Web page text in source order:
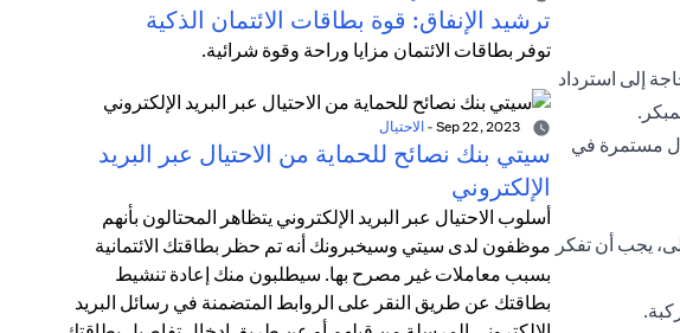
إلى استرداد
مستمرة في
يجب أن تفكر
ترشيد الإنفاق: قوة بطاقات الائتمان الذكية
توفر بطاقات الائتمان مزايا وراحة وقوة شرائية.
- الاحتيال
سيتي بنك نصائح للحماية من الاحتيال عبر البريد
الإلكتروني
أسلوب الاحتيال عبر البريد الإلكتروني يتظاهر المحتالون بأنهم
موظفون لدى سيتي وسيخبرونك أنه تم حظر بطاقتك الائتمانية
بسبب معاملات غير مصرح بها. سيطلبون منك إعادة تنشيط
بطاقتك عن طريق النقر على الروابط المتضمنة في رسائل البريد